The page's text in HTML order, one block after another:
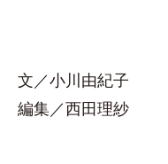
文／小川由紀子
編集／西田理紗